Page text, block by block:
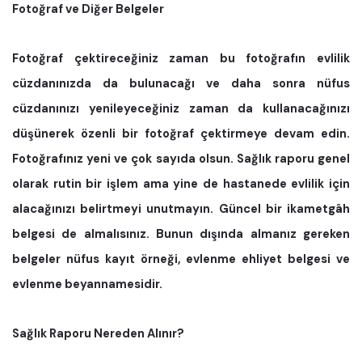
Fotoğraf ve Diğer Belgeler
Fotoğraf çektireceğiniz zaman bu fotoğrafın evlilik
cüzdanınızda da bulunacağı ve daha sonra nüfus
cüzdanınızı yenileyeceğiniz zaman da kullanacağınızı
düşünerek özenli bir fotoğraf çektirmeye devam edin.
Fotoğrafınız yeni ve çok sayıda olsun. Sağlık raporu genel
olarak rutin bir işlem ama yine de hastanede evlilik için
alacağınızı belirtmeyi unutmayın. Güncel bir ikametgâh
belgesi de almalısınız. Bunun dışında almanız gereken
belgeler nüfus kayıt örneği, evlenme ehliyet belgesi ve
evlenme beyannamesidir.
Sağlık Raporu Nereden Alınır?